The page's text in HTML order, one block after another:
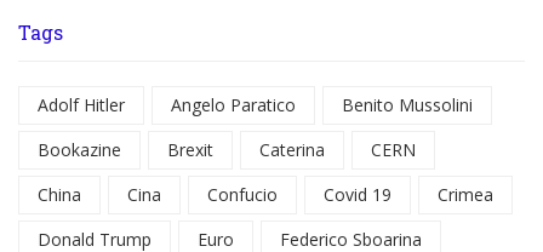
Tags
Adolf Hitler Angelo Paratico
Benito Mussolini
Bookazine
Brexit Caterina
CERN
China
Cina Confucio Covid 19
Crimea
Donald Trump
Euro
Federico Sboarina